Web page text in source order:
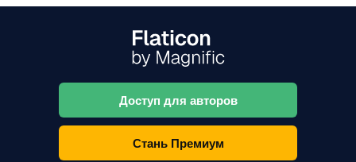
Доступ для авторов
Стань Премиум